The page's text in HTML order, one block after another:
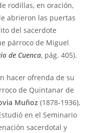
rodillas, en oración,
abrieron las puertas
del sacerdote
párroco de Miguel
de Cuenca, pág. 405).
hacer ofrenda de su
de Quintanar de
Muñoz (1878-1936),
en el Seminario
sacerdotal y